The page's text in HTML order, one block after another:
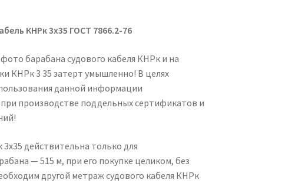
КНРк 3х35 ГОСТ 7866.2-76
барабана судового кабеля КНРк и на
КНРк 3 35 затерт умышленно! В целях
данной информации
производстве поддельных сертификатов и
действительна только для
— 515 м, при его покупке целиком, без
другой метраж судового кабеля КНРк